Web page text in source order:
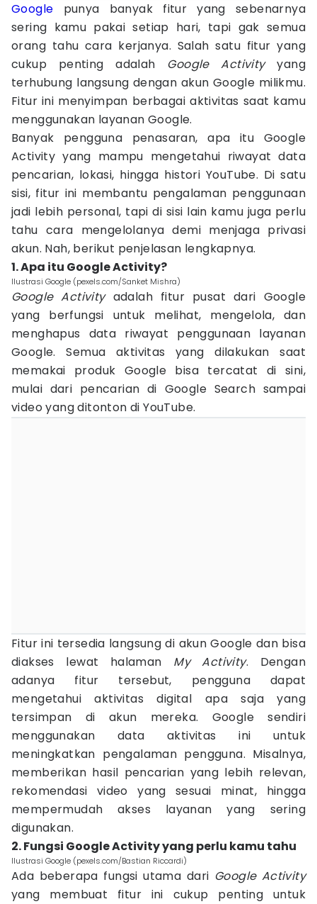
Google punya banyak fitur yang sebenarnya
sering kamu pakai setiap hari, tapi gak semua
orang tahu cara kerjanya. Salah satu fitur yang
cukup penting adalah Google Activityyang
terhubung langsung dengan akun Google milikmu.
Fitur ini menyimpan berbagai aktivitas saat kamu
menggunakan layanan Google.
Banyak pengguna penasaran, apa itu Google
Activity yang mampu mengetahui riwayat data
pencarian, lokasi, hingga histori YouTube. Di satu
sisi, fitur ini membantu pengalaman penggunaan
jadi lebih personal, tapi di sisi lain kamu juga perlu
tahu cara mengelolanya demi menjaga privasi
akun. Nah, berikut penjelasan lengkapnya.
1. Apa itu Google Activity?
Ilustrasi Google (pexels.com/Sanket Mishra)
Google Activityadalah fitur pusat dari Google
yang berfungsi untuk melihat, mengelola, dan
menghapus data riwayat penggunaan layanan
Google. Semua aktivitas yang dilakukan saat
memakai produk Google bisa tercatat di sini,
mulai dari pencarian di Google Search sampai
video yang ditonton di YouTube.
Fitur ini tersedia langsung di akun Google dan bisa
diakses lewat halaman My Activity. Dengan
adanya fitur tersebut, pengguna dapat
mengetahui aktivitas digital apa saja yang
tersimpan di akun mereka. Google sendiri
menggunakan data aktivitas ini untuk
meningkatkan pengalaman pengguna. Misalnya,
memberikan hasil pencarian yang lebih relevan,
rekomendasi video yang sesuai minat, hingga
mempermudah akses layanan yang sering
digunakan.
2. Fungsi Google Activity yang perlu kamu tahu
Ilustrasi Google (pexels.com/Bastian Riccardi)
Ada beberapa fungsi utama dari Google Activity
yang membuat fitur ini cukup penting untuk